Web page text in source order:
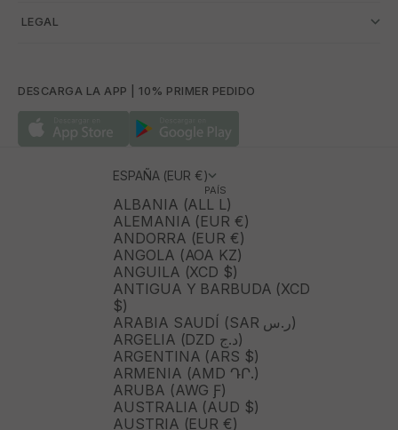
­ LEGAL
DESCARGA LA APP | 10% PRIMER PEDIDO
ESPAÑA (EUR €)
PAÍS
ALBANIA (ALL L)
ALEMANIA (EUR €)
ANDORRA (EUR €)
ANGOLA (AOA KZ)
ANGUILA (XCD $)
ANTIGUA Y BARBUDA (XCD
$)
ARABIA SAUDÍ (SAR ر.س)
ARGELIA (DZD د.ج)
ARGENTINA (ARS $)
ARMENIA (AMD ԴՐ.)
ARUBA (AWG Ƒ)
AUSTRALIA (AUD $)
AUSTRIA (EUR €)